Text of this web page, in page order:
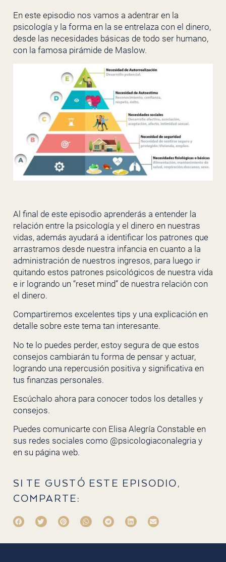
En este episodio nos vamos a adentrar en la
psicología y la forma en la se entrelaza con el dinero,
desde las necesidades básicas de todo ser humano,
con la famosa pirámide de Maslow.
Al final de este episodio aprenderás a entender la
relación entre la psicología y el dinero en nuestras
vidas, además ayudará a identificar los patrones que
arrastramos desde nuestra infancia en cuanto a la
administración de nuestros ingresos, para luego ir
quitando estos patrones psicológicos de nuestra vida
e ir logrando un “reset mind” de nuestra relación con
el dinero.
Compartiremos excelentes tips y una explicación en
detalle sobre este tema tan interesante.
No te lo puedes perder, estoy segura de que estos
consejos cambiarán tu forma de pensar y actuar,
logrando una repercusión positiva y significativa en
tus finanzas personales.
Escúchalo ahora para conocer todos los detalles y
consejos.
Puedes comunicarte con Elisa Alegría Constable en
sus redes sociales como @psicologiaconalegria y
en su página web.
SI TE GUSTÓ ESTE EPISODIO,
COMPARTE: